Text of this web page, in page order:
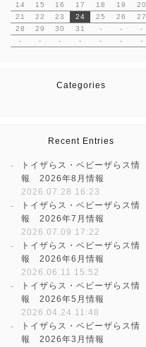
14
15 16 17 18 19
20
21
22 23 24 25 26
27
28
29 30 31 - -
-
-
- - - - - -
Categories
Recent Entries
トイザらス・ベビーザらス情
報 2026年8月情報
2026.07.28 16:23
トイザらス・ベビーザらス情
報 2026年7月情報
2026.07.09 17:22
トイザらス・ベビーザらス情
報 2026年6月情報
2026.06.11 15:52
トイザらス・ベビーザらス情
報 2026年5月情報
2026.04.24 11:48
トイザらス・ベビーザらス情
報 2026年3月情報